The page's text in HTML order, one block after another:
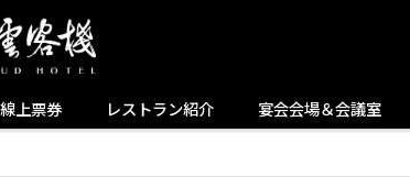
線上票券 レストラン紹介 宴会会場＆会議室